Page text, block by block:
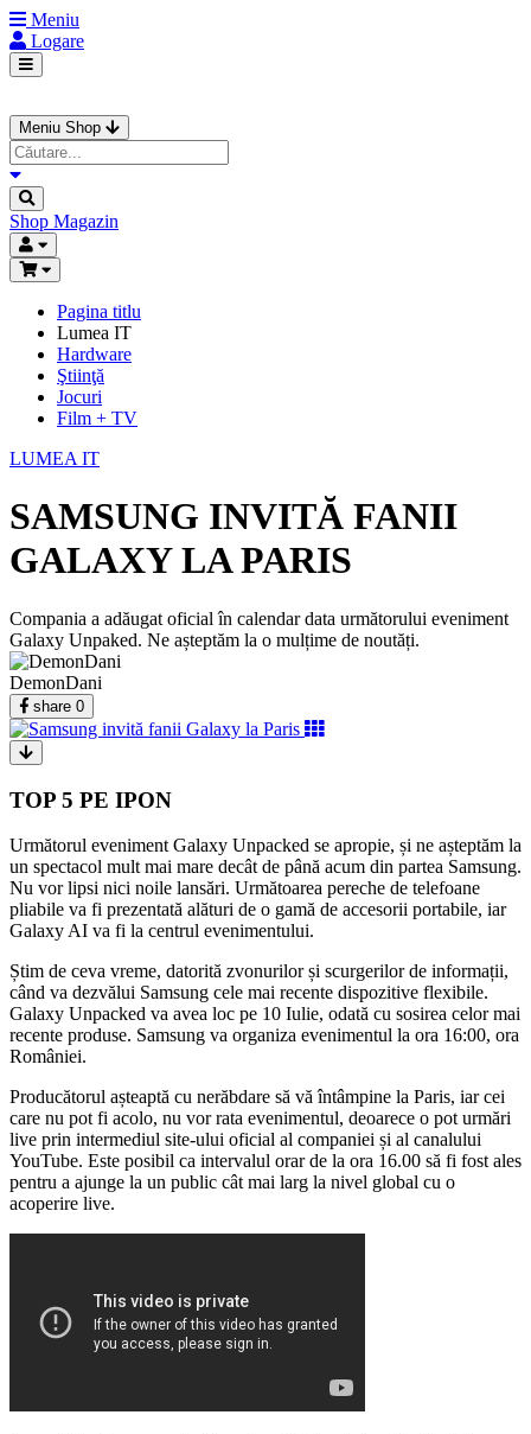
Meniu
Logare
Meniu Shop
Shop Magazin
Pagina titlu
Lumea IT
Hardware
Ştiinţă
Jocuri
Film + TV
LUMEA IT
SAMSUNG INVITĂ FANII
GALAXY LA PARIS
Compania a adăugat oficial în calendar data următorului eveniment
Galaxy Unpaked. Ne așteptăm la o mulțime de noutăți.
DemonDani
share 0
TOP 5 PE IPON
Următorul eveniment Galaxy Unpacked se apropie, și ne așteptăm la
un spectacol mult mai mare decât de până acum din partea Samsung.
Nu vor lipsi nici noile lansări. Următoarea pereche de telefoane
pliabile va fi prezentată alături de o gamă de accesorii portabile, iar
Galaxy AI va fi la centrul evenimentului.
Știm de ceva vreme, datorită zvonurilor și scurgerilor de informații,
când va dezvălui Samsung cele mai recente dispozitive flexibile.
Galaxy Unpacked va avea loc pe 10 Iulie, odată cu sosirea celor mai
recente produse. Samsung va organiza evenimentul la ora 16:00, ora
României.
Producătorul așteaptă cu nerăbdare să vă întâmpine la Paris, iar cei
care nu pot fi acolo, nu vor rata evenimentul, deoarece o pot urmări
live prin intermediul site-ului oficial al companiei și al canalului
YouTube. Este posibil ca intervalul orar de la ora 16.00 să fi fost ales
pentru a ajunge la un public cât mai larg la nivel global cu o
acoperire live.